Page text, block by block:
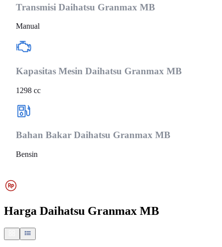
Transmisi Daihatsu Granmax MB
Manual
Kapasitas Mesin Daihatsu Granmax MB
1298 cc
Bahan Bakar Daihatsu Granmax MB
Bensin
Harga Daihatsu Granmax MB